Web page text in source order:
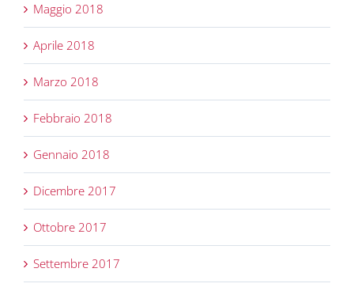
Maggio 2018
Aprile 2018
Marzo 2018
Febbraio 2018
Gennaio 2018
Dicembre 2017
Ottobre 2017
Settembre 2017